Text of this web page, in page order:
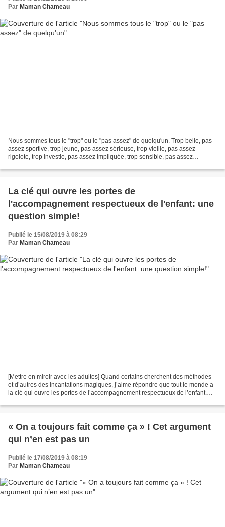
Par Maman Chameau
Nous sommes tous le "trop" ou le "pas assez" de quelqu'un. Trop belle, pas
assez sportive, trop jeune, pas assez sérieuse, trop vieille, pas assez
rigolote, trop investie, pas assez impliquée, trop sensible, pas assez
La clé qui ouvre les portes de
l'accompagnement respectueux de l'enfant: une
question simple!
Publié le 15/08/2019 à 08:29
Par Maman Chameau
[Mettre en miroir avec les adultes] Quand certains cherchent des méthodes
et d’autres des incantations magiques, j’aime répondre que tout le monde a
la clé qui ouvre les portes de l’accompagnement respectueux de l’enfant.
« On a toujours fait comme ça » ! Cet argument
qui n’en est pas un
Publié le 17/08/2019 à 08:19
Par Maman Chameau